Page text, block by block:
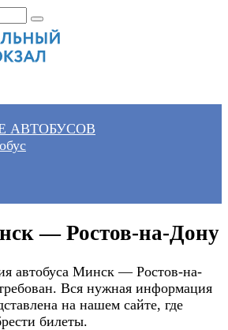
АВТОБУСОВ
— Ростов-на-Дону
автобуса Минск — Ростов-на-
Вся нужная информация
на нашем сайте, где
билеты.